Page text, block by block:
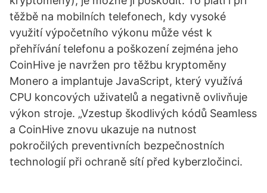
těžbě na mobilních telefonech, kdy vysoké
využití výpočetního výkonu může vést k
přehřívání telefonu a poškození zejména jeho
CoinHive je navržen pro těžbu kryptoměny
Monero a implantuje JavaScript, který využívá
CPU koncových uživatelů a negativně ovlivňuje
výkon stroje. „Vzestup škodlivých kódů Seamless
a CoinHive znovu ukazuje na nutnost
pokročilých preventivních bezpečnostních
technologií při ochraně sítí před kyberzločinci.